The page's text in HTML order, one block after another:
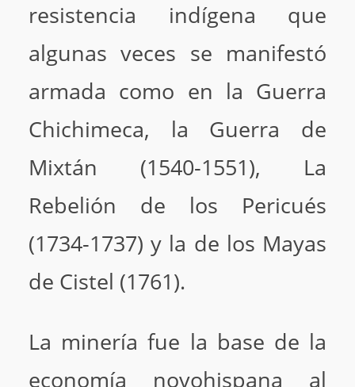
resistencia indígena que
algunas veces se manifestó
armada como en la Guerra
Chichimeca, la Guerra de
Mixtán (1540-1551), La
Rebelión de los Pericués
(1734-1737) y la de los Mayas
de Cistel (1761).
La minería fue la base de la
economía novohispana al